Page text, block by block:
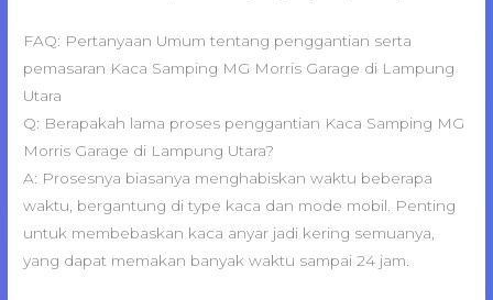
FAQ: Pertanyaan Umum tentang penggantian serta
pemasaran Kaca Samping MG Morris Garage di Lampung
Utara
Q: Berapakah lama proses penggantian Kaca Samping MG
Morris Garage di Lampung Utara?
A: Prosesnya biasanya menghabiskan waktu beberapa
waktu, bergantung di type kaca dan mode mobil. Penting
untuk membebaskan kaca anyar jadi kering semuanya,
yang dapat memakan banyak waktu sampai 24 jam.